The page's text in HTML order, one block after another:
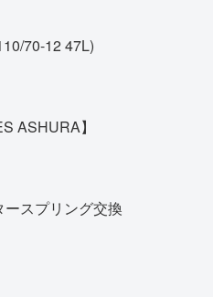
70-12 47L)
ASHURA】
ースプリング交換